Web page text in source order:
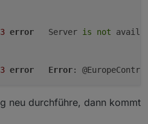
error
	Server
is not
error Error:
neu durchführe, dann kommt